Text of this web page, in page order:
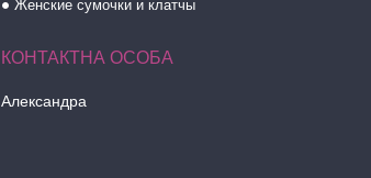
Женские сумочки и клатчы
Александра